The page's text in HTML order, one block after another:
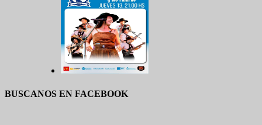
BUSCANOS EN FACEBOOK